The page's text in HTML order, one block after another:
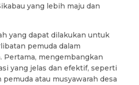
yang lebih maju dan
yang dapat dilakukan untuk
pemuda dalam
Pertama, mengembangkan
yang jelas dan efektif, seperti
atau musyawarah desa